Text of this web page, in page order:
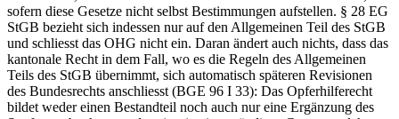
sofern diese Gesetze nicht selbst Bestimmungen aufstellen. § 28 EG
StGB bezieht sich indessen nur auf den Allgemeinen Teil des StGB
und schliesst das OHG nicht ein. Daran ändert auch nichts, dass das
kantonale Recht in dem Fall, wo es die Regeln des Allgemeinen
Teils des StGB übernimmt, sich automatisch späteren Revisionen
des Bundesrechts anschliesst (BGE 96 I 33): Das Opferhilferecht
bildet weder einen Bestandteil noch auch nur eine Ergänzung des